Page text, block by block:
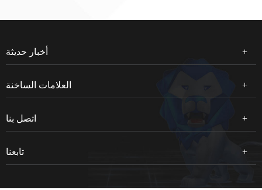
أخبار حديثة
العلامات الساخنة
اتصل بنا
تابعنا